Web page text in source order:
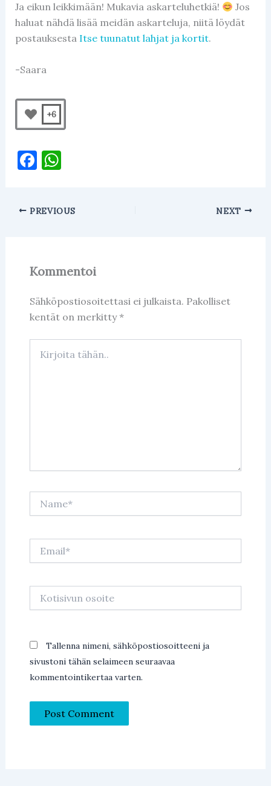
Ja eikun leikkimään! Mukavia askarteluhetkiä!
Jos
haluat nähdä lisää meidän askarteluja, niitä löydät
postauksesta Itse tuunatut lahjat ja kortit.
-Saara
+6
F
e
o
k
W
s
p
PREVIOUS NEXT
Kommentoi
Sähköpostiosoitettasi ei julkaista. Pakolliset
kentät on merkitty*
tähän..
osoite
Tallenna nimeni, sähköpostiosoitteeni ja
sivustoni tähän selaimeen seuraavaa
kommentointikertaa varten.